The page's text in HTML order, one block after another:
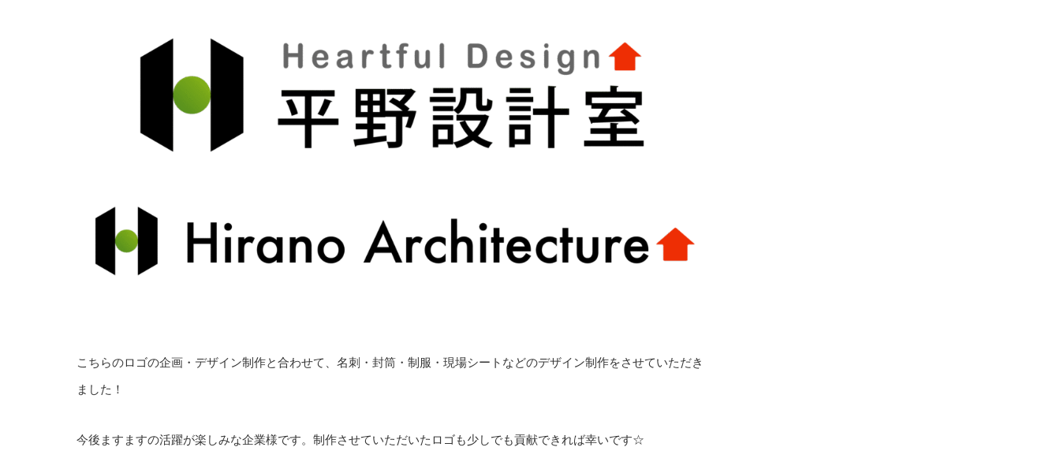
こちらのロゴの企画・デザイン制作と合わせて、名刺・封筒・制服・現場シートなどのデザイン制作をさせていただき
ました！
今後ますますの活躍が楽しみな企業様です。制作させていただいたロゴも少しでも貢献できれば幸いです☆